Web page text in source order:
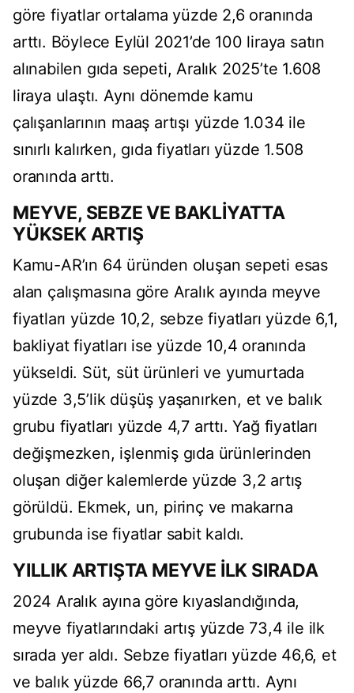
göre fiyatlar ortalama yüzde 2,6 oranında
arttı. Böylece Eylül 2021’de 100 liraya satın
alınabilen gıda sepeti, Aralık 2025’te 1.608
liraya ulaştı. Aynı dönemde kamu
çalışanlarının maaş artışı yüzde 1.034 ile
sınırlı kalırken, gıda fiyatları yüzde 1.508
oranında arttı.
MEYVE, SEBZE VE BAKLİYATTA
YÜKSEK ARTIŞ
Kamu-AR’ın 64 üründen oluşan sepeti esas
alan çalışmasına göre Aralık ayında meyve
fiyatları yüzde 10,2, sebze fiyatları yüzde 6,1,
bakliyat fiyatları ise yüzde 10,4 oranında
yükseldi. Süt, süt ürünleri ve yumurtada
yüzde 3,5’lik düşüş yaşanırken, et ve balık
grubu fiyatları yüzde 4,7 arttı. Yağ fiyatları
değişmezken, işlenmiş gıda ürünlerinden
oluşan diğer kalemlerde yüzde 3,2 artış
görüldü. Ekmek, un, pirinç ve makarna
grubunda ise fiyatlar sabit kaldı.
YILLIK ARTIŞTA MEYVE İLK SIRADA
2024 Aralık ayına göre kıyaslandığında,
meyve fiyatlarındaki artış yüzde 73,4 ile ilk
sırada yer aldı. Sebze fiyatları yüzde 46,6, et
ve balık yüzde 66,7 oranında arttı. Aynı